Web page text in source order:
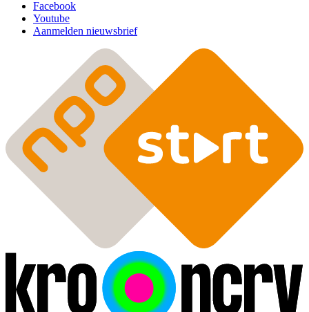
Facebook
Youtube
Aanmelden nieuwsbrief